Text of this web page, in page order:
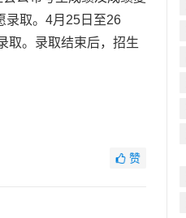
录取。4月25日至26
取。录取结束后，招生
赞